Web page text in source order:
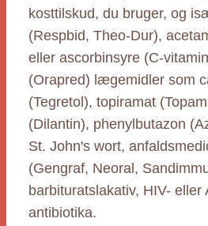
kosttilskud, du bruger, og
(Respbid, Theo-Dur),
eller ascorbinsyre (C-
(Orapred) lægemidler som
(Tegretol), topiramat
(Dilantin), phenylbutazon
St. John's wort,
(Gengraf, Neoral,
barbituratslakativ, HIV- eller
antibiotika.